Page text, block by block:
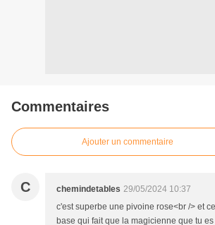
Commentaires
Ajouter un commentaire
C chemindetables 29/05/2024 10:37
c'est superbe une pivoine rose<br /> et
base qui fait que la magicienne que tu